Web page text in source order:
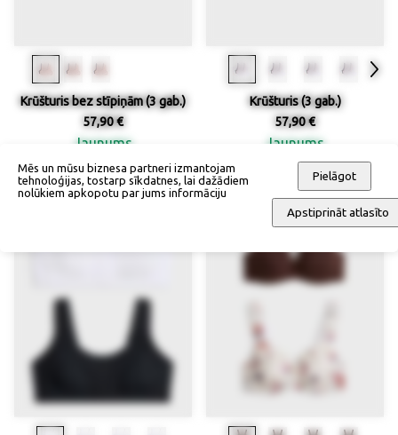
Krūšturis bez stīpiņām (3 gab.)
57,90 €
Jaunums
Krūšturis (3 gab.)
57,90 €
Jaunums
Mēs un mūsu biznesa partneri izmantojam
tehnoloģijas, tostarp sīkdatnes, lai dažādiem
nolūkiem apkopotu par jums informāciju
Pielāgot
Apstiprināt atlasīto